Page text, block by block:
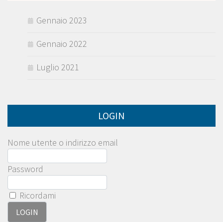
Gennaio 2023
Gennaio 2022
Luglio 2021
LOGIN
Nome utente o indirizzo email
Password
Ricordami